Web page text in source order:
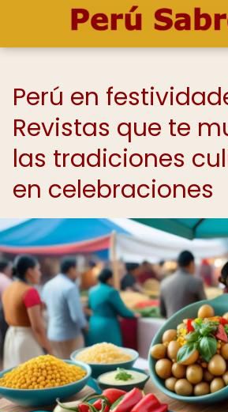
Perú en
Revistas que te
las tradiciones
en celebraciones